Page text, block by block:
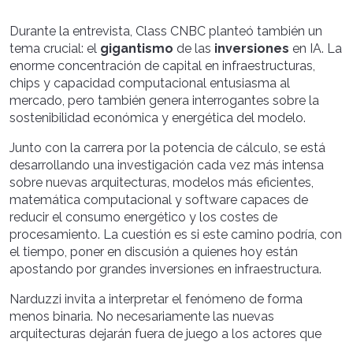
Durante la entrevista, Class CNBC planteó también un
tema crucial: el gigantismo de las inversiones en IA. La
enorme concentración de capital en infraestructuras,
chips y capacidad computacional entusiasma al
mercado, pero también genera interrogantes sobre la
sostenibilidad económica y energética del modelo.
Junto con la carrera por la potencia de cálculo, se está
desarrollando una investigación cada vez más intensa
sobre nuevas arquitecturas, modelos más eficientes,
matemática computacional y software capaces de
reducir el consumo energético y los costes de
procesamiento. La cuestión es si este camino podría, con
el tiempo, poner en discusión a quienes hoy están
apostando por grandes inversiones en infraestructura.
Narduzzi invita a interpretar el fenómeno de forma
menos binaria. No necesariamente las nuevas
arquitecturas dejarán fuera de juego a los actores que